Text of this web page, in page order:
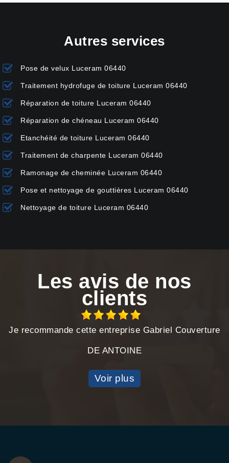
Autres services
Pose de velux Luceram 06440
Traitement hydrofuge de toiture Luceram 06440
Réparation de toiture Luceram 06440
Réparation de chéneau Luceram 06440
Etanchéité de toiture Luceram 06440
Traitement de charpente Luceram 06440
Ramonage de cheminée Luceram 06440
Pose et nettoyage de gouttières Luceram 06440
Nettoyage de toiture Luceram 06440
Les avis de nos
clients
Je recommande cette entreprise Gabriel Couverture
DE ANTOINE
Voir plus